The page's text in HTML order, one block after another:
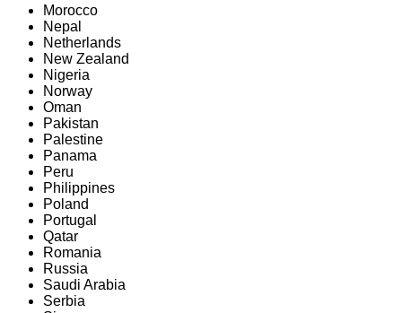
Morocco
Nepal
Netherlands
New Zealand
Nigeria
Norway
Oman
Pakistan
Palestine
Panama
Peru
Philippines
Poland
Portugal
Qatar
Romania
Russia
Saudi Arabia
Serbia